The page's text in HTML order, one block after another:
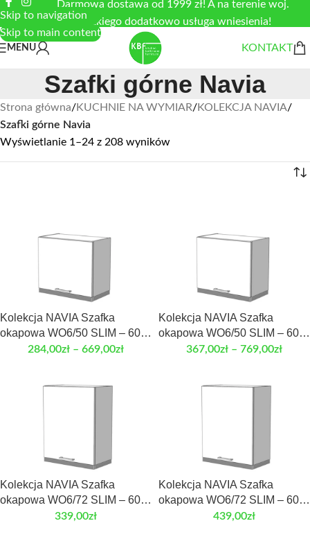
Skip to navigation
Skip to main content
Darmowa dostawa od 1999 zł! A na terenie woj.
łódzkiego dodatkowo usługa wniesienia!
MENU KONTAKT
Szafki górne Navia
Strona główna/KUCHNIE NA WYMIAR/KOLEKCJA NAVIA/
Szafki górne Navia
Wyświetlanie 1–24 z 208 wyników
Kolekcja NAVIA Szafka
okapowa WO6/50 SLIM – 60
cm. Front laminowany
284,00zł – 669,00zł
Kolekcja NAVIA Szafka
okapowa WO6/50 SLIM – 60
cm. Front MDF
367,00zł – 769,00zł
Kolekcja NAVIA Szafka
okapowa WO6/72 SLIM – 60
cm. Front laminowany
339,00zł
Kolekcja NAVIA Szafka
okapowa WO6/72 SLIM – 60
cm. Front MDF439,00zł